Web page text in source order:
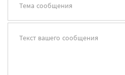
Тема сообщения
Текст вашего сообщения